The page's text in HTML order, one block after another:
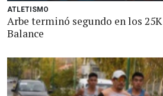
ATLETISMO
Arbe terminó segundo en los
Balance